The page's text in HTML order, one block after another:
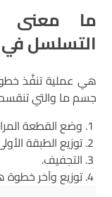
ما معنى
التسلسل في
هي عملية تنفَّذ
جسم ما والتي تنقسم
وضع القطعة
توزيع الطبقة
التجفيف.
توزيع وآخر خطوة